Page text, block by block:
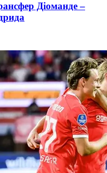
Діоманде –